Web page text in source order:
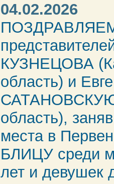
04.02.2026
КУЗНЕЦОВА
область) и
САТАНОВСКУЮ
область),
места в
БЛИЦУ среди
лет и девушек